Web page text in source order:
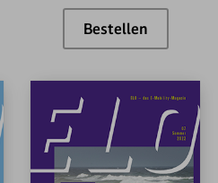
Bestellen
ELO #6